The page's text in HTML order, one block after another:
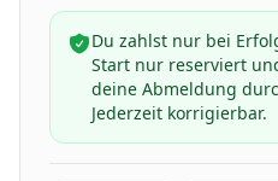
Du zahlst nur bei
Start nur reserviert
deine Abmeldung
Jederzeit korrigierbar.